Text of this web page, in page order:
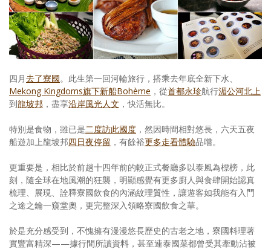
照相簿
影音區
創意出版服務
歷史區
關於Yilan
個人著作
媒體報導一覽
合作與代言
訂閱電子報
四月去了寮國。此生第一回河輪旅行，搭乘去年底全新下水、
Mekong Kingdoms旗下新船Bohème ，從首都永珍航行湄公河北上
到龍坡邦 ，盡享沿岸風光人文 ，快活無比。
特別是食物，雖已是二度訪此國度 ，然因時間相對悠長，六天五夜
船遊加上龍坡邦四日夜停留 ，有餘裕更多走看體驗品嚐。
更重要是，相比於前趟十四年前的較正式餐廳多以泰風為標榜，此
刻，隨全球在地風潮的狂襲，明顯感覺有更多廚人與食肆開始認真
梳理、展現、詮釋寮國飲食的內涵紋理質性，讓遊客如我能有入門
之途之鑰一窺堂奧，更完整深入領略寮國飲食之華。
於是充分感受到，不愧擁有漫漫悠長歷史的古老之地，寮國料理著
實豐富精深——據行間所讀資料，甚至連泰國菜都曾受其牽動沾被